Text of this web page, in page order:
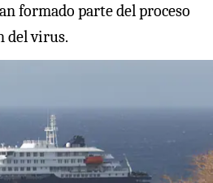
formado parte del proceso
del virus.